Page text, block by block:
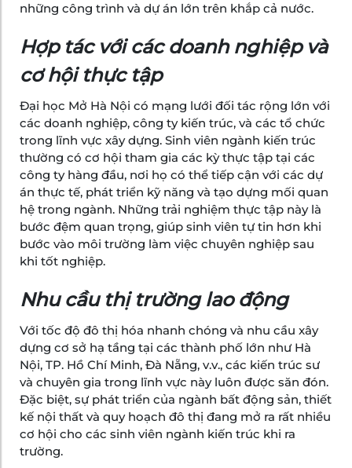
những công trình và dự án lớn trên khắp cả nước.
Hợp tác với các doanh nghiệp và
cơ hội thực tập
Đại học Mở Hà Nội có mạng lưới đối tác rộng lớn với
các doanh nghiệp, công ty kiến trúc, và các tổ chức
trong lĩnh vực xây dựng. Sinh viên ngành kiến trúc
thường có cơ hội tham gia các kỳ thực tập tại các
công ty hàng đầu, nơi họ có thể tiếp cận với các dự
án thực tế, phát triển kỹ năng và tạo dựng mối quan
hệ trong ngành. Những trải nghiệm thực tập này là
bước đệm quan trọng, giúp sinh viên tự tin hơn khi
bước vào môi trường làm việc chuyên nghiệp sau
khi tốt nghiệp.
Nhu cầu thị trường lao động
Với tốc độ đô thị hóa nhanh chóng và nhu cầu xây
dựng cơ sở hạ tầng tại các thành phố lớn như Hà
Nội, TP. Hồ Chí Minh, Đà Nẵng, v.v., các kiến trúc sư
và chuyên gia trong lĩnh vực này luôn được săn đón.
Đặc biệt, sự phát triển của ngành bất động sản, thiết
kế nội thất và quy hoạch đô thị đang mở ra rất nhiều
cơ hội cho các sinh viên ngành kiến trúc khi ra
trường.